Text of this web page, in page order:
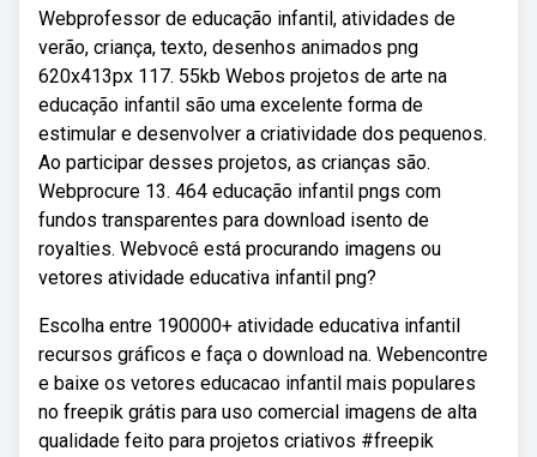
Webprofessor de educação infantil, atividades de
verão, criança, texto, desenhos animados png
620x413px 117. 55kb Webos projetos de arte na
educação infantil são uma excelente forma de
estimular e desenvolver a criatividade dos pequenos.
Ao participar desses projetos, as crianças são.
Webprocure 13. 464 educação infantil pngs com
fundos transparentes para download isento de
royalties. Webvocê está procurando imagens ou
vetores atividade educativa infantil png?
Escolha entre 190000+ atividade educativa infantil
recursos gráficos e faça o download na. Webencontre
e baixe os vetores educacao infantil mais populares
no freepik grátis para uso comercial imagens de alta
qualidade feito para projetos criativos #freepik